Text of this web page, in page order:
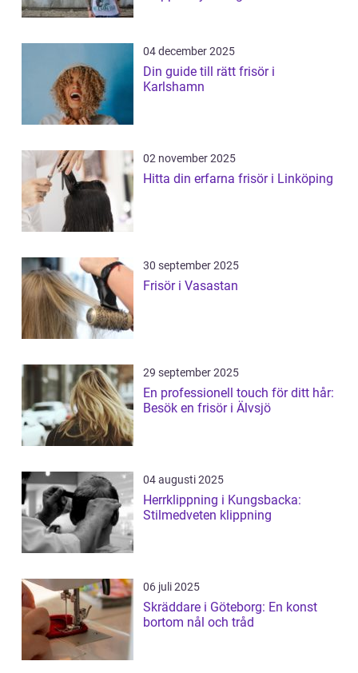
04 december 2025
Din guide till rätt frisör i
Karlshamn
02 november 2025
Hitta din erfarna frisör i Linköping
30 september 2025
Frisör i Vasastan
29 september 2025
En professionell touch för ditt hår:
Besök en frisör i Älvsjö
04 augusti 2025
Herrklippning i Kungsbacka:
Stilmedveten klippning
06 juli 2025
Skräddare i Göteborg: En konst
bortom nål och tråd